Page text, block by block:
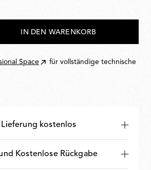
IN DEN WARENKORB
Space
für vollständige technische
kostenlos
Kostenlose Rückgabe